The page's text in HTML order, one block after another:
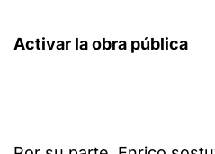
Activar la obra pública